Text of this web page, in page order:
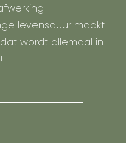
levensduur maakt
wordt allemaal in